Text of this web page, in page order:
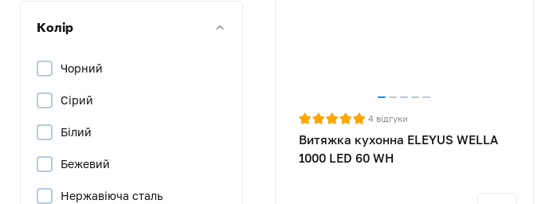
Колір
Чорний
Сірий
Білий
Бежевий
Нержавіюча сталь
4 відгуки
Витяжка кухонна ELEYUS WELLA
1000 LED 60 WH